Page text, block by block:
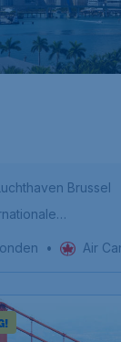
Brussel
• Air